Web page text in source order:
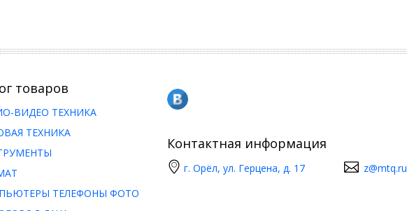
товаров
ВИДЕО ТЕХНИКА
ТЕХНИКА
ТЕЛЕФОНЫ ФОТО
Контактная информация
г. Орёл, ул. Герцена, д. 17 z@mtq.ru